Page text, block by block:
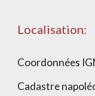
Localisation:
Coordonnées
Cadastre